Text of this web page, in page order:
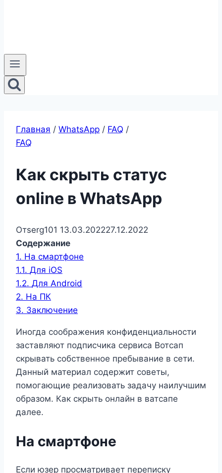
Главная / WhatsApp / FAQ /
FAQ
Как скрыть статус
online в WhatsApp
Отserg101 13.03.202227.12.2022
Содержание
1. На смартфоне
1.1. Для iOS
1.2. Для Android
2. На ПК
3. Заключение
Иногда соображения конфиденциальности
заставляют подписчика сервиса Вотсап
скрывать собственное пребывание в сети.
Данный материал содержит советы,
помогающие реализовать задачу наилучшим
образом. Как скрыть онлайн в ватсапе
далее.
На смартфоне
Если юзер просматривает переписку